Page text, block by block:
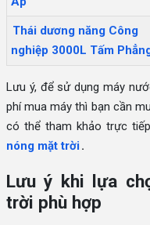
Thái dương năng Công
nghiệp 3000L Tấm
Lưu ý, để sử dụng máy
phí mua máy thì bạn cần
có thể tham khảo trực tiếp
nóng mặt trời.
Lưu ý khi lựa
trời phù hợp